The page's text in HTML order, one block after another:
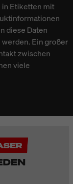
in Etiketten mit
diese Daten
Ein großer
zwischen
viele